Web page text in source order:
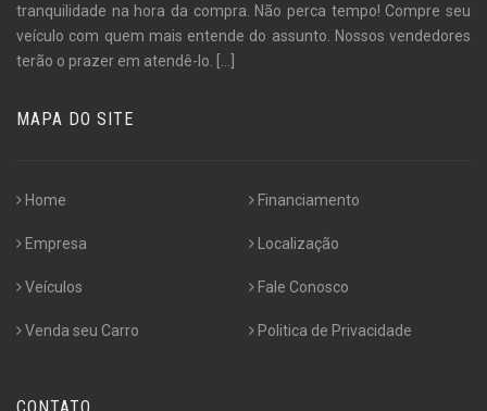
tranquilidade na hora da compra. Não perca tempo! Compre seu
veículo com quem mais entende do assunto. Nossos vendedores
terão o prazer em atendê-lo.
MAPA DO SITE
Home
Empresa
Veículos
Venda seu Carro
Financiamento
Localização
Fale Conosco
Politica de Privacidade